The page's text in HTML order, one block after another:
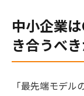
中小企業
き合うべ
「最先端モデ